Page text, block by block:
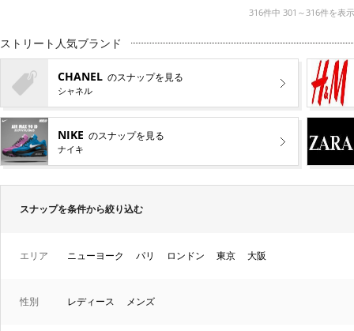
316件中 301～316件を表示
ストリート人気ブランド
CHANEL のスナップを見る
シャネル
NIKE のスナップを見る
ナイキ
スナップを条件から絞り込む
エリア ニューヨーク パリ ロンドン 東京 大阪
性別 レディース メンズ